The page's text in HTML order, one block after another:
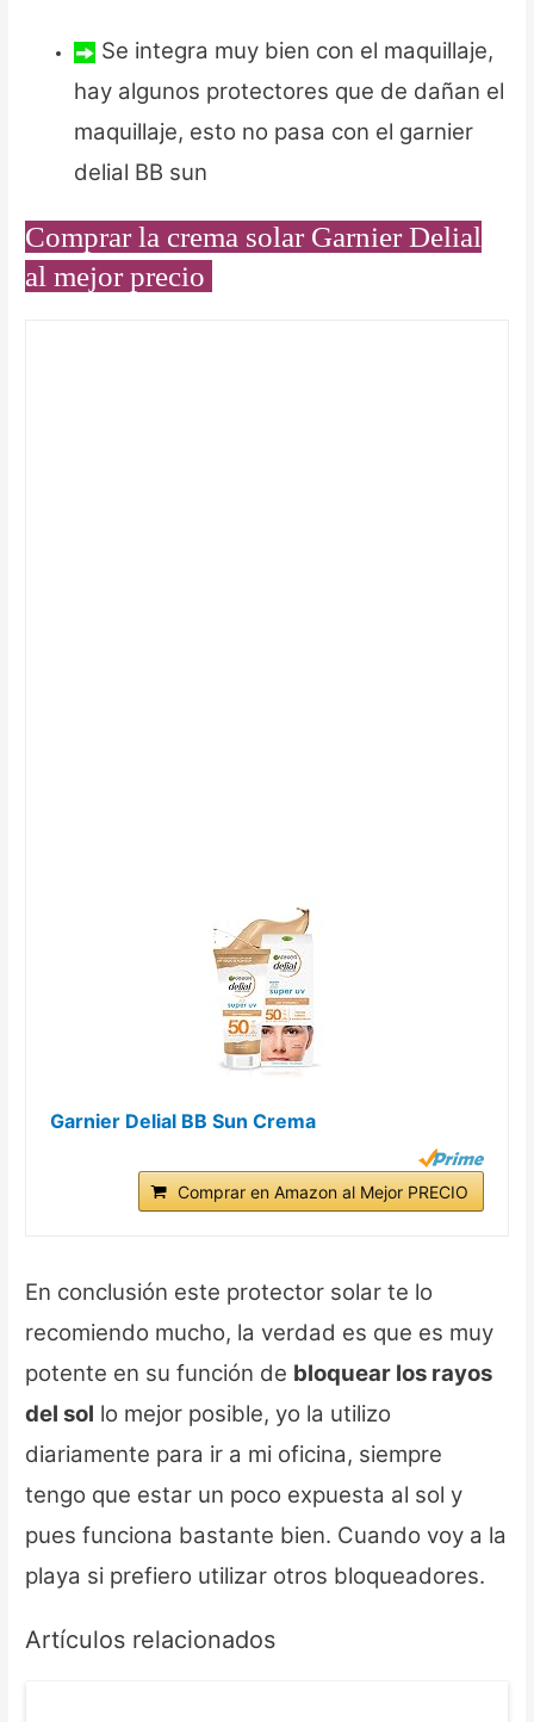
Se integra muy bien con el maquillaje,
hay algunos protectores que de dañan el
maquillaje, esto no pasa con el garnier
delial BB sun
Comprar la crema solar Garnier Delial
al mejor precio
Garnier Delial BB Sun Crema
Comprar en Amazon al Mejor PRECIO
En conclusión este protector solar te lo
recomiendo mucho, la verdad es que es muy
potente en su función de bloquear los rayos
del sol lo mejor posible, yo la utilizo
diariamente para ir a mi oficina, siempre
tengo que estar un poco expuesta al sol y
pues funciona bastante bien. Cuando voy a la
playa si prefiero utilizar otros bloqueadores.
Artículos relacionados